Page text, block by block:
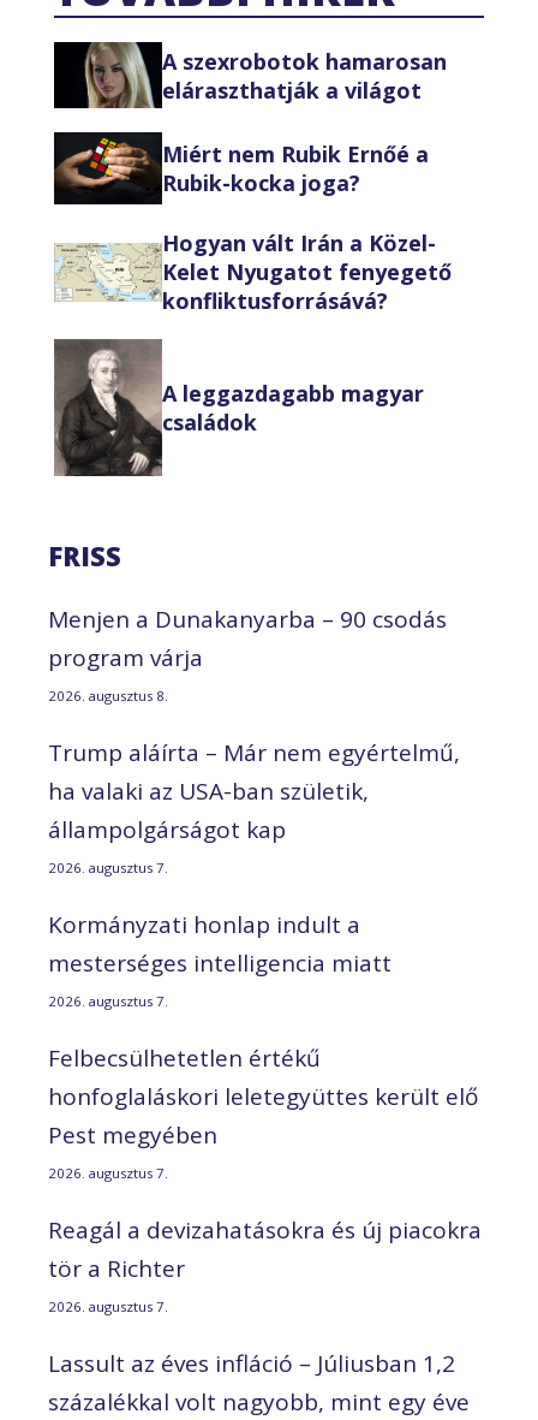
A szexrobotok hamarosan
eláraszthatják a világot
Miért nem Rubik Ernőé a
Rubik-kocka joga?
Hogyan vált Irán a Közel-
Kelet Nyugatot fenyegető
konfliktusforrásává?
A leggazdagabb magyar
családok
FRISS
Menjen a Dunakanyarba – 90 csodás
program várja
2026. augusztus 8.
Trump aláírta – Már nem egyértelmű,
ha valaki az USA-ban születik,
állampolgárságot kap
2026. augusztus 7.
Kormányzati honlap indult a
mesterséges intelligencia miatt
2026. augusztus 7.
Felbecsülhetetlen értékű
honfoglaláskori leletegyüttes került elő
Pest megyében
2026. augusztus 7.
Reagál a devizahatásokra és új piacokra
tör a Richter
2026. augusztus 7.
Lassult az éves infláció – Júliusban 1,2
százalékkal volt nagyobb, mint egy éve